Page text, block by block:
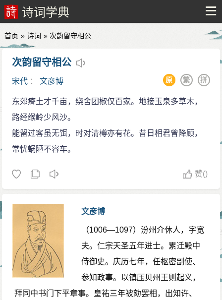
诗词学典
首页 » 诗词 » 次韵留守相公
次韵留守相公
宋代 ：文彦博 拼
繁
原
东郊瘠土才千亩，绕舍团椒仅百家。地接玉泉多草木，
路经缑岭少风沙。
能留过客虽无饵，时对清樽亦有花。昔日相君曾降顾，
常忧蜗陋不容车。
赞()
文彦博
（1006—1097）汾州介休人，字宽
夫。仁宗天圣五年进士。累迁殿中
侍御史。庆历七年，任枢密副使、
参知政事。以镇压贝州王则起义，
拜同中书门下平章事。皇祐三年被劾罢相，出知许、